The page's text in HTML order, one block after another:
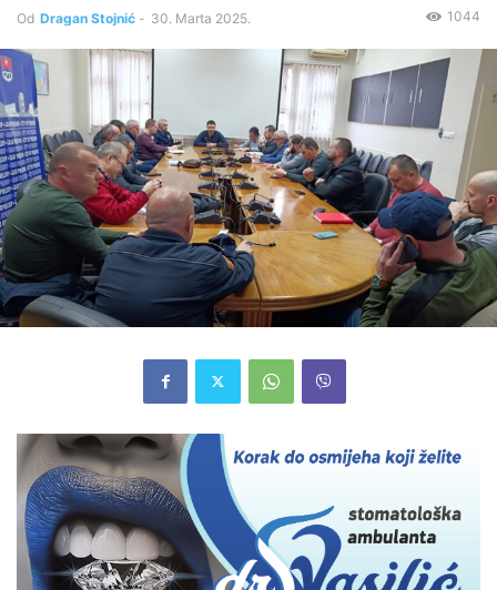
Od Dragan Stojnić - 30. Marta 2025. 1044